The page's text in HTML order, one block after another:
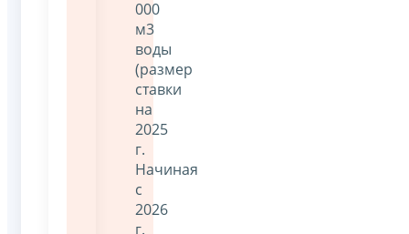
000
м3
воды
(размер
ставки
на
2025
г.
Начиная
с
2026
г.